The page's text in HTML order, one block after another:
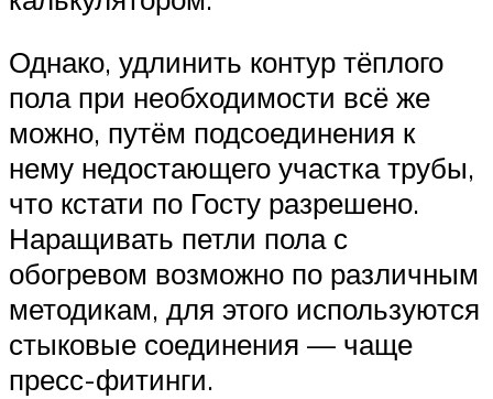
Однако, удлинить контур тёплого
пола при необходимости всё же
можно, путём подсоединения к
нему недостающего участка трубы,
что кстати по Госту разрешено.
Наращивать петли пола с
обогревом возможно по различным
методикам, для этого используются
стыковые соединения — чаще
пресс-фитинги.